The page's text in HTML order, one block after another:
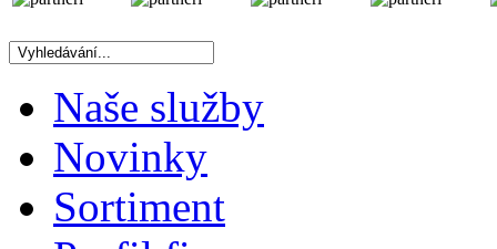
Naše služby
Novinky
Sortiment